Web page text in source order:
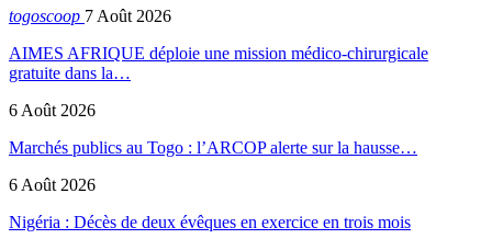
togoscoop 7 Août 2026
AIMES AFRIQUE déploie une mission médico-chirurgicale
gratuite dans la…
6 Août 2026
Marchés publics au Togo : l’ARCOP alerte sur la hausse…
6 Août 2026
Nigéria : Décès de deux évêques en exercice en trois mois